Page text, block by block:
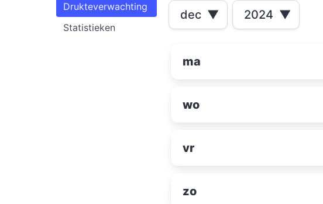
Drukteverwachting
Statistieken
dec ▼ 2024 ▼
ma
wo
vr
zo